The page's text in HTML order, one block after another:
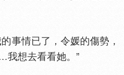
情已了，令媛的傷勢，
想去看看她。”